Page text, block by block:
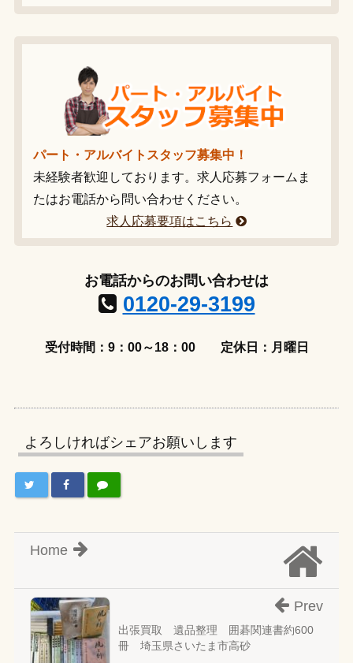
パート・アルバイトスタッフ募集中！
未経験者歓迎しております。求人応募フォームま
たはお電話から問い合わせください。
求人応募要項はこちら
お電話からのお問い合わせは
0120-29-3199
受付時間：9：00～18：00 定休日：月曜日
よろしければシェアお願いします
Home
出張買取 遺品整理 囲碁関連書約600
冊 埼玉県さいたま市高砂
Prev